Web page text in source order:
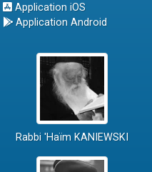
Application iOS
Application Android
Rabbi 'Haïm KANIEWSKI